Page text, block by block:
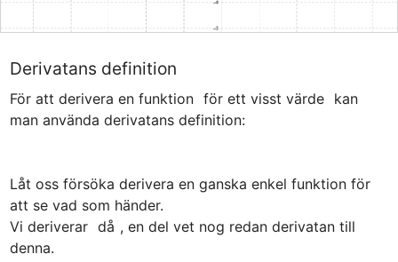
Derivatans definition
För att derivera en funktion för ett visst värde kan
man använda derivatans definition:
Låt oss försöka derivera en ganska enkel funktion för
att se vad som händer.
Vi deriverar då , en del vet nog redan derivatan till